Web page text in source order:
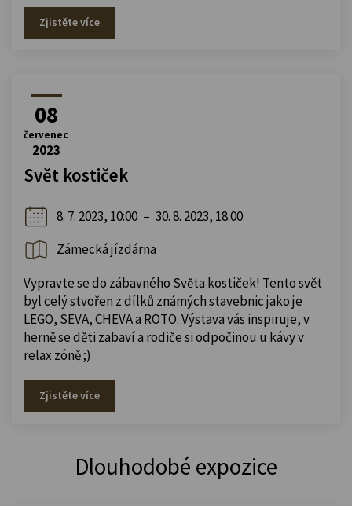
Zjistěte více
08
červenec
2023
Svět kostiček
8. 7. 2023, 10:00 – 30. 8. 2023, 18:00
Zámecká jízdárna
Vypravte se do zábavného Světa kostiček! Tento svět
byl celý stvořen z dílků známých stavebnic jako je
LEGO, SEVA, CHEVA a ROTO. Výstava vás inspiruje, v
herně se děti zabaví a rodiče si odpočinou u kávy v
relax zóně ;)
Zjistěte více
Dlouhodobé expozice